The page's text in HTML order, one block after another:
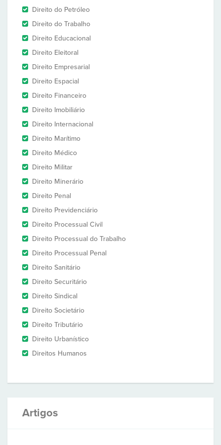
Direito do Petróleo
Direito do Trabalho
Direito Educacional
Direito Eleitoral
Direito Empresarial
Direito Espacial
Direito Financeiro
Direito Imobiliário
Direito Internacional
Direito Marítimo
Direito Médico
Direito Militar
Direito Minerário
Direito Penal
Direito Previdenciário
Direito Processual Civil
Direito Processual do Trabalho
Direito Processual Penal
Direito Sanitário
Direito Securitário
Direito Sindical
Direito Societário
Direito Tributário
Direito Urbanístico
Direitos Humanos
Artigos